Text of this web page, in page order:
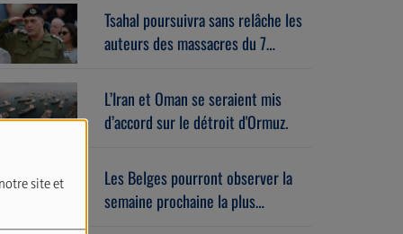
site et
Tsahal poursuivra sans relâche les
auteurs des massacres du 7
L’Iran et Oman se seraient mis
d’accord sur le détroit d'Ormuz.
Les Belges pourront observer la
semaine prochaine la plus